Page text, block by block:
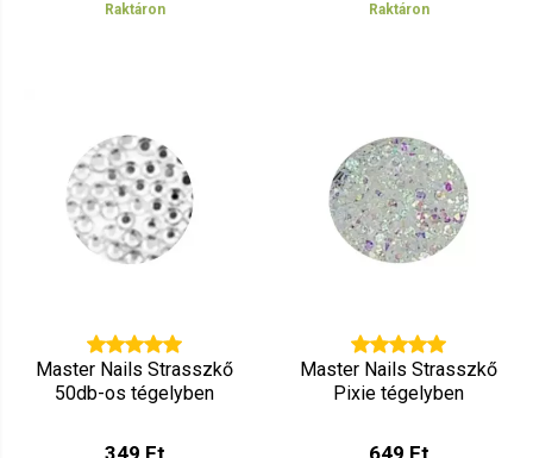
Raktáron Raktáron
Master Nails Strasszkő
50db-os tégelyben
349 Ft
Master Nails Strasszkő
Pixie tégelyben
649 Ft